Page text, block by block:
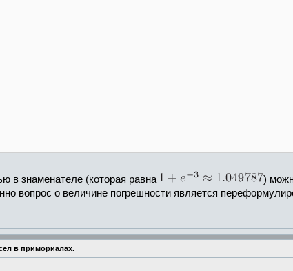
в знаменателе (которая равна )
вопрос о величине погрешности является
в примориалах.